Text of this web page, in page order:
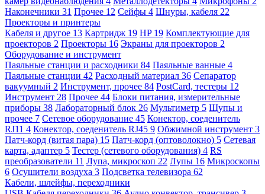
Наконечники 31 Прочее 12 Сейфы 4 Шнуры, кабеля 22
Проекторы и принтеры
Кабеля и другое 13 Картридж 19 HP 19 Комплектующие для
проекторов 2 Проекторы 16 Экраны для проекторов 2
Оборудование и инструмент
Паяльные станции и расходники 84 Паяльные ванные 4
Паяльные станции 42 Расходный материал 36 Сепаратор
вакуумный 2 Инструмент, прочее 84 PostCard, тестеры 12
Инструмент 28 Прочее 44 Блоки питания, измерительные
приборы 38 Лабораторный блок 26 Мультиметр 5 Щупы и
прочее 7 Сетевое оборудование 45 Конектор, соеденитель
RJ11 4 Конектор, соеденитель RJ45 9 Обжимной инструмент 3
Патч-корд (витая пара) 15 Патч-корд (оптоволокно) 5 Сетевая
карта, адаптер 5 Тестер (сетевого оборудования) 4 RS
преобразователи 11 Лупа, микроскоп 22 Лупы 16 Микроскопы
6 Осушители воздуха 3 Подсветка телевизора 62
Кабели, шлейфы, переходники